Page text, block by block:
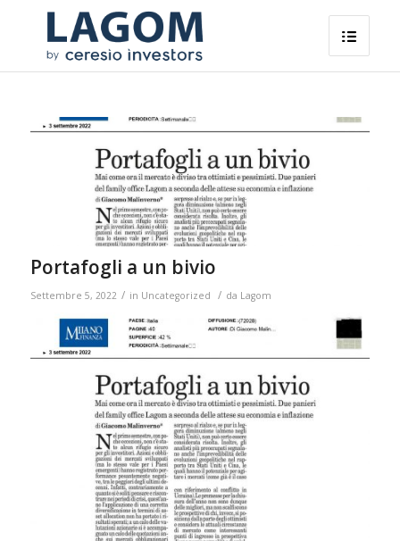
Portafogli a un bivio
Settembre 5, 2022 / in Uncategorized / da Lagom